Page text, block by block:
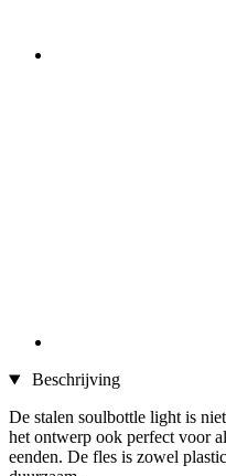
Beschrijving
De stalen soulbottle light is
het ontwerp ook perfect voor
eenden. De fles is zowel